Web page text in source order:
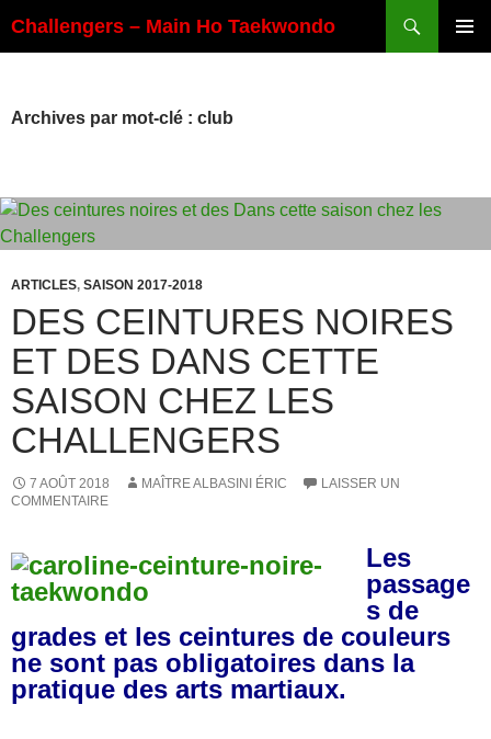
au
Challengers – Main Ho Taekwondo
Archives par mot-clé : club
ARTICLES, SAISON 2017-2018
DES CEINTURES NOIRES
ET DES DANS CETTE
SAISON CHEZ LES
CHALLENGERS
7 AOÛT 2018 MAÎTRE ALBASINI ÉRIC
LAISSER UN
COMMENTAIRE
Les
passage
s de
grades et les ceintures de couleurs
ne sont pas obligatoires dans la
pratique des arts martiaux.